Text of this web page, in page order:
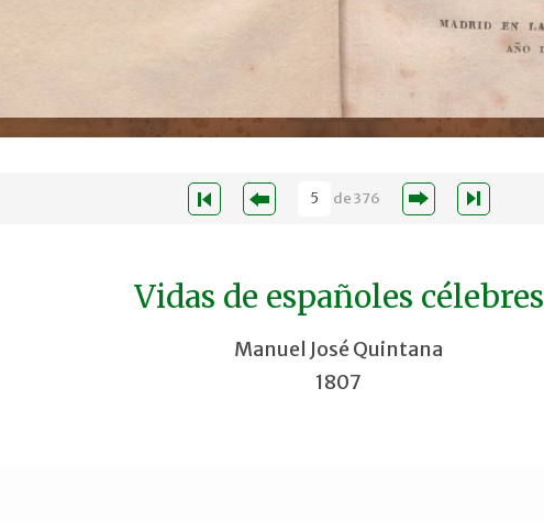
de376
Vidas de españoles célebres
Manuel José Quintana
1807